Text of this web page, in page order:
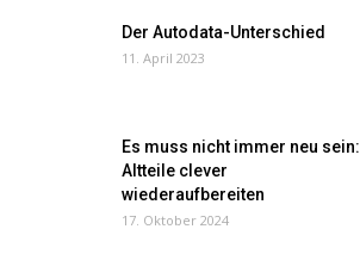
Der Autodata-Unterschied
11. April 2023
Es muss nicht immer neu sein:
Altteile clever
wiederaufbereiten
17. Oktober 2024